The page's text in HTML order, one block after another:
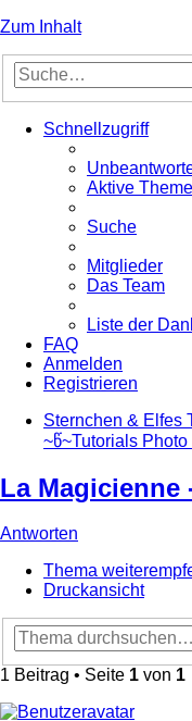
Zum Inhalt
Schnellzugriff
Aktive
Suche
Mitglieder
Das Team
Liste der
FAQ
Anmelden
Registrieren
Sternchen & Elfes
~წ~Tutorials
La Magicienne
Antworten
Thema
Druckansicht
1 Beitrag • Seite 1 von 1